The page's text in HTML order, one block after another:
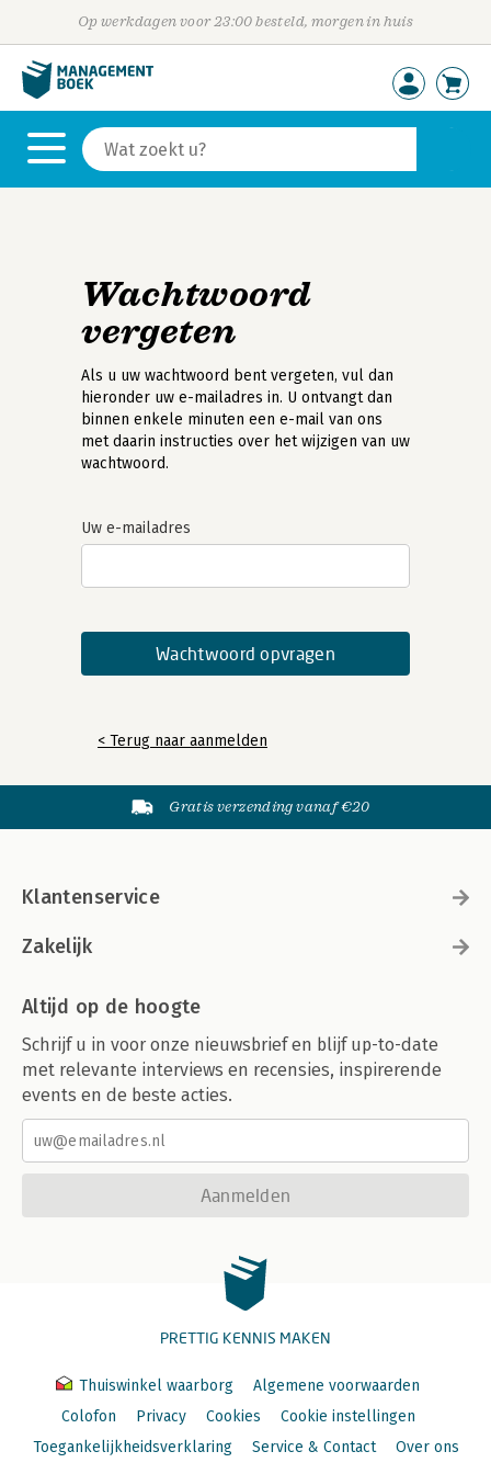
Op werkdagen voor 23:00 besteld, morgen in huis
Wachtwoord
vergeten
Als u uw wachtwoord bent vergeten, vul dan
hieronder uw e-mailadres in. U ontvangt dan
binnen enkele minuten een e-mail van ons
met daarin instructies over het wijzigen van uw
wachtwoord.
Uw e-mailadres
< Terug naar aanmelden
Gratis verzending vanaf €20
Klantenservice
Zakelijk
Altijd op de hoogte
Schrijf u in voor onze nieuwsbrief en blijf up-to-date
met relevante interviews en recensies, inspirerende
events en de beste acties.
Aanmelden
PRETTIG KENNIS MAKEN
Thuiswinkel waarborg
Algemene voorwaarden
Colofon
Privacy Cookies
Cookie instellingen
Toegankelijkheidsverklaring
Service & Contact Over ons